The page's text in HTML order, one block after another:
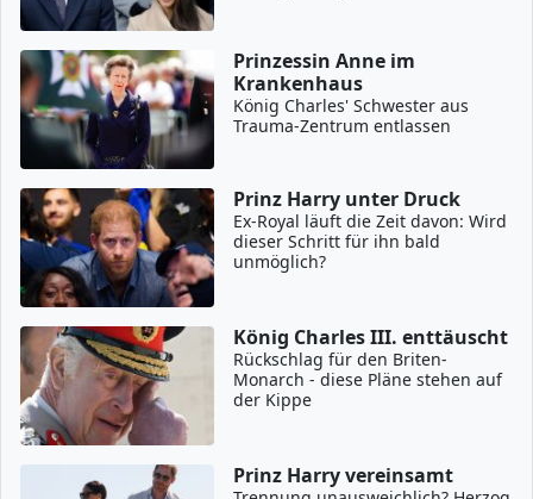
Prinzessin Anne im
Krankenhaus
König Charles' Schwester aus
Trauma-Zentrum entlassen
Prinz Harry unter Druck
Ex-Royal läuft die Zeit davon: Wird
dieser Schritt für ihn bald
unmöglich?
König Charles III. enttäuscht
Rückschlag für den Briten-
Monarch - diese Pläne stehen auf
der Kippe
Prinz Harry vereinsamt